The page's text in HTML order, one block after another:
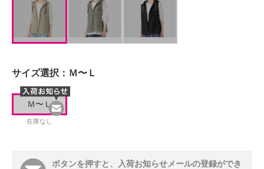
サイズ選択： Ｍ〜Ｌ
Ｍ〜Ｌ
在庫なし
ボタンを押すと、入荷お知らせメールの登録ができ